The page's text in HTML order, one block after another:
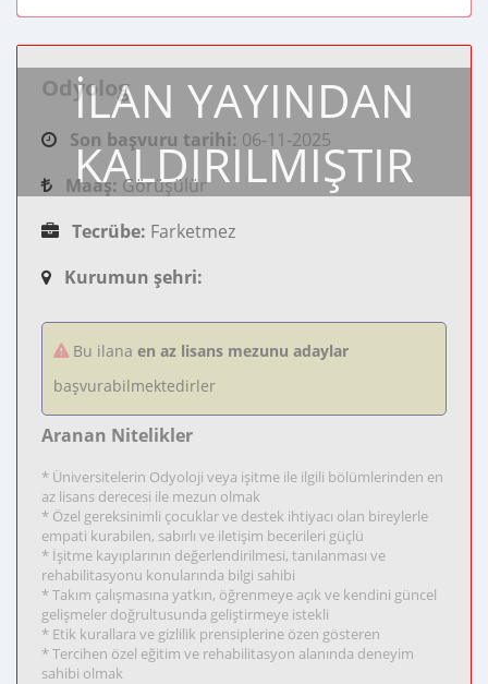
İLAN YAYINDAN
KALDIRILMIŞTIR
Odyolog
Son başvuru tarihi: 06-11-2025
Maaş: Görüşülür
Tecrübe: Farketmez
Kurumun şehri:
Bu ilana en az lisans mezunu adaylar
başvurabilmektedirler
Aranan Nitelikler
* Üniversitelerin Odyoloji veya işitme ile ilgili bölümlerinden en
az lisans derecesi ile mezun olmak
* Özel gereksinimli çocuklar ve destek ihtiyacı olan bireylerle
empati kurabilen, sabırlı ve iletişim becerileri güçlü
* İşitme kayıplarının değerlendirilmesi, tanılanması ve
rehabilitasyonu konularında bilgi sahibi
* Takım çalışmasına yatkın, öğrenmeye açık ve kendini güncel
gelişmeler doğrultusunda geliştirmeye istekli
* Etik kurallara ve gizlilik prensiplerine özen gösteren
* Tercihen özel eğitim ve rehabilitasyon alanında deneyim
sahibi olmak